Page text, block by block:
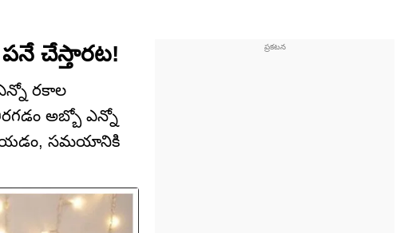
పనే చేస్తారట!
రకాల
అబ్బో ఎన్నో
చేయడం, సమయానికి